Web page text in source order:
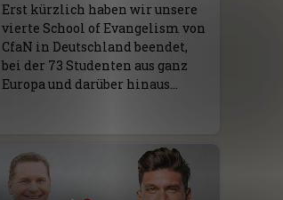
Erst kürzlich haben wir unsere
vierte School of Evangelism von
CfaN in Deutschland beendet,
bei der 73 Studenten aus ganz
Europa und darüber hinaus…